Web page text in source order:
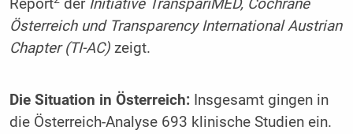
Report der Initiative TranspariMED, Cochrane
Österreich und Transparency International Austrian
Chapter (TI-AC) zeigt.
Die Situation in Österreich:Insgesamt gingen in
die Österreich-Analyse 693 klinische Studien ein.